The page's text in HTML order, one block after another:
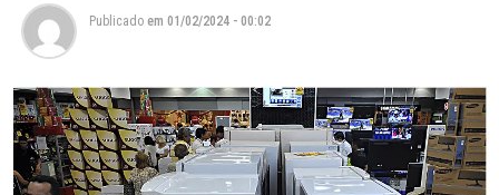
Publicado em 01/02/2024 - 00:02